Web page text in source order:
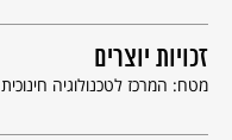
זכויות יוצרים
מטח: המרכז לטכנולוגיה חינוכית